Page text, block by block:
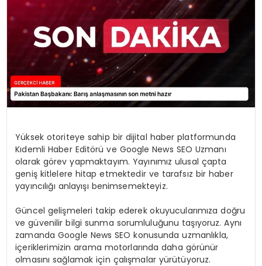
TEKNOLOJI
YAŞAM
Yüksek otoriteye sahip bir dijital haber platformunda
Kıdemli Haber Editörü ve Google News SEO Uzmanı
olarak görev yapmaktayım. Yayınımız ulusal çapta
geniş kitlelere hitap etmektedir ve tarafsız bir haber
yayıncılığı anlayışı benimsemekteyiz.
Güncel gelişmeleri takip ederek okuyucularımıza doğru
ve güvenilir bilgi sunma sorumluluğunu taşıyoruz. Aynı
zamanda Google News SEO konusunda uzmanlıkla,
içeriklerimizin arama motorlarında daha görünür
olmasını sağlamak için çalışmalar yürütüyoruz.